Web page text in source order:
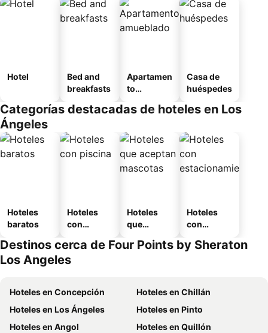
Hotel
Bed and
breakfasts
Apartamen
to
o
Casa de
huéspedes
Categorías destacadas de hoteles en Los
Ángeles
Hoteles
baratos
Hoteles
con
Hoteles
que
mascotas
Hoteles
con
miento
Destinos cerca de Four Points by Sheraton
Los Angeles
Hoteles en Concepción
Hoteles en Chillán
Hoteles en Los Ángeles
Hoteles en Pinto
Hoteles en Angol
Hoteles en Quillón